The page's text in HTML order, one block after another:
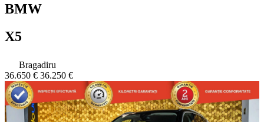
BMW
X5
Bragadiru
36.650 € 36.250 €